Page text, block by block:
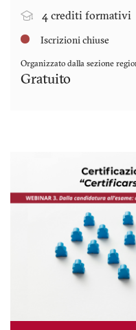
4 crediti formativi
Iscrizioni chiuse
Organizzato dalla sezione
Gratuito